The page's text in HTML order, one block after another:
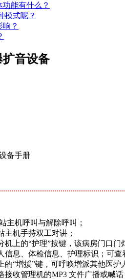
能有什么？
模式呢？
？
扩音设备
备手册
主机呼叫与解除呼叫；
主机手持双工对讲；
机上的“护理”按键，该病房门口
信息、体检信息、护理标识；可查
“增援”键，可呼唤增派其他医护
收管理机的MP3 文件广播或喊话